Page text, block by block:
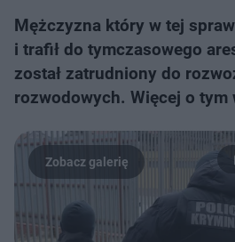
Mężczyzna który w tej
i trafił do tymczasowego
został zatrudniony do
rozwodowych. Więcej o tym